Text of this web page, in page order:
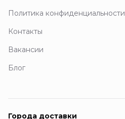
Политика конфиденциальности
Контакты
Вакансии
Блог
Города доставки